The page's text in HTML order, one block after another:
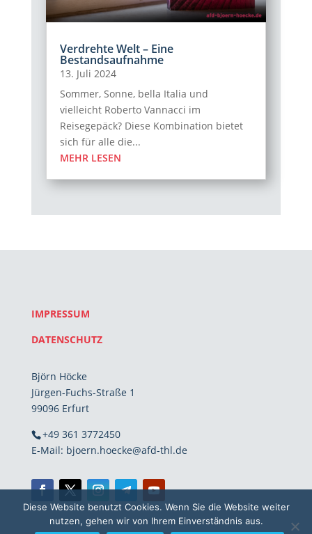
Verdrehte Welt – Eine
Bestandsaufnahme
13. Juli 2024
Sommer, Sonne, bella Italia und
vielleicht Roberto Vannacci im
Reisegepäck? Diese Kombination bietet
sich für alle die...
MEHR LESEN
IMPRESSUM
DATENSCHUTZ
Björn Höcke
Jürgen-Fuchs-Straße 1
99096 Erfurt
+49 361 3772450
E-Mail: bjoern.hoecke@afd-thl.de
Diese Website benutzt Cookies. Wenn Sie die Website weiter
nutzen, gehen wir von Ihrem Einverständnis aus.